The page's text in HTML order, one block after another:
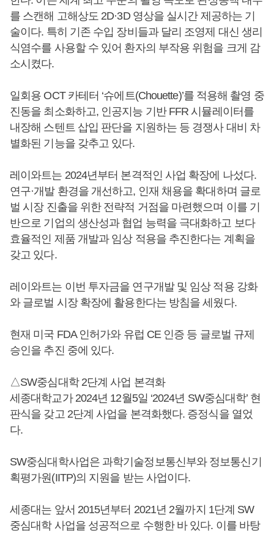
를 스캔해 고해상도 2D·3D 영상을 실시간 제공하는 기
술이다. 특히 기존 수입 장비들과 달리 조영제 대신 생리
식염수를 사용할 수 있어 환자의 부작용 위험을 크게 감
소시켰다.
일회용 OCT 카테터 ‘슈에트(Chouette)’를 적용해 촬영 중
진동을 최소화하고, 인공지능 기반 FFR 시뮬레이터를
내장해 스텐트 삽입 판단을 지원하는 등 경쟁사 대비 차
별화된 기능을 갖추고 있다.
레이와트는 2024년부터 본격적인 사업 확장에 나섰다.
연구·개발 환경을 개선하고, 인재 채용을 확대하며 글로
벌 시장 진출을 위한 전략적 거점을 마련했으며 이를 기
반으로 기업의 생산성과 협업 능력을 극대화하고 보다
효율적인 제품 개발과 임상 적용을 추진한다는 계획을
갖고 있다.
레이와트는 이번 투자금을 연구개발 및 임상 적용 강화
와 글로벌 시장 확장에 활용한다는 방침을 세웠다.
현재 미국 FDA 인허가와 유럽 CE 인증 등 글로벌 규제
승인을 추진 중에 있다.
△SW중심대학 2단계 사업 본격화
세종대학교가 2024년 12월5일 ‘2024년 SW중심대학’ 현
판식을 갖고 2단계 사업을 본격화했다. 증정식을 열었
다.
SW중심대학사업은 과학기술정보통신부와 정보통신기
획평가원(IITP)의 지원을 받는 사업이다.
세종대는 앞서 2015년부터 2021년 2월까지 1단계 SW
중심대학 사업을 성공적으로 수행한 바 있다. 이를 바탕